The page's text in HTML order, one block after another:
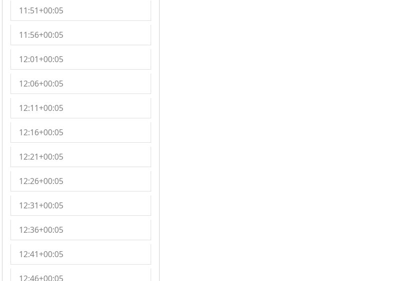
11:51+00:05
11:56+00:05
12:01+00:05
12:06+00:05
12:11+00:05
12:16+00:05
12:21+00:05
12:26+00:05
12:31+00:05
12:36+00:05
12:41+00:05
12:46+00:05